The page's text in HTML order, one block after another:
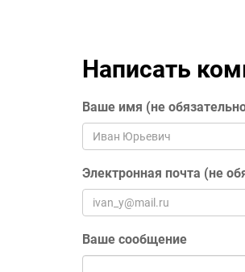
Написать
Ваше имя (не
Электронная почта (не
Ваше сообщение